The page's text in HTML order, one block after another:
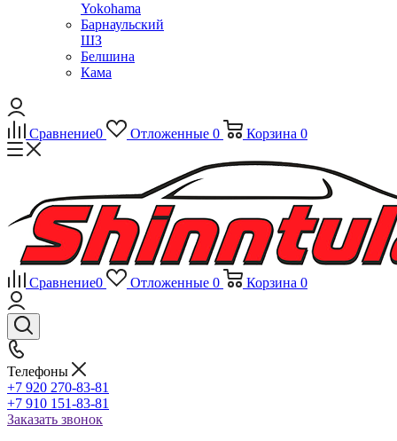
Yokohama
Барнаульский
ШЗ
Белшина
Кама
Сравнение0 Отложенные 0 Корзина 0
Сравнение0 Отложенные 0 Корзина 0
Телефоны
+7 920 270-83-81
+7 910 151-83-81
Заказать звонок